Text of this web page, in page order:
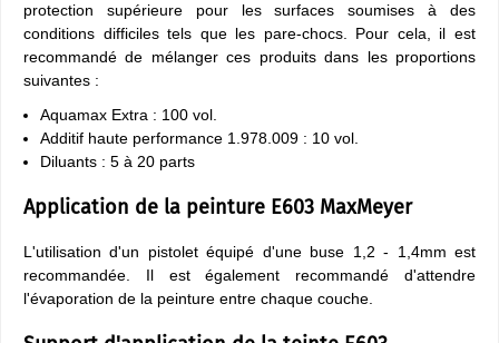
protection supérieure pour les surfaces soumises à des
conditions difficiles tels que les pare-chocs. Pour cela, il est
recommandé de mélanger ces produits dans les proportions
suivantes :
Aquamax Extra : 100 vol.
Additif haute performance 1.978.009 : 10 vol.
Diluants : 5 à 20 parts
Application de la peinture E603 MaxMeyer
L'utilisation d'un pistolet équipé d'une buse 1,2 - 1,4mm est
recommandée. Il est également recommandé d'attendre
l'évaporation de la peinture entre chaque couche.